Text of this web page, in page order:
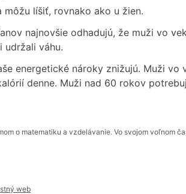
líšiť, rovnako ako u žien.
najnovšie odhadujú, že muži vo
udržali váhu.
energetické nároky znižujú. Muži
denne. Muži nad 60 rokov
o matematiku a vzdelávanie. Vo svojom voľnom
web